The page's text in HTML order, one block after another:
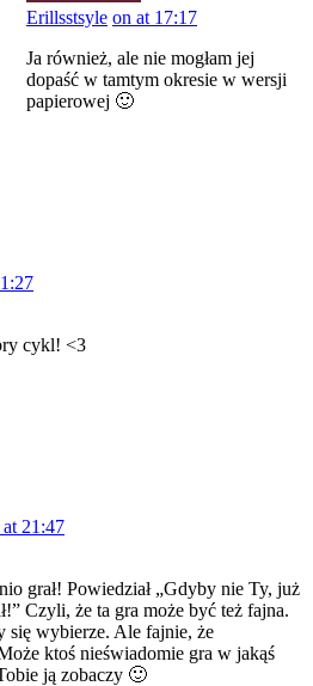
Erillsstsyle on at 17:17
Ja również, ale nie mogłam jej
dopaść w tamtym okresie w wersji
papierowej 🙂
cykl! <3
21:47
grał! Powiedział „Gdyby nie Ty, już
Czyli, że ta gra może być też fajna.
się wybierze. Ale fajnie, że
ktoś nieświadomie gra w jakąś
ją zobaczy 🙂